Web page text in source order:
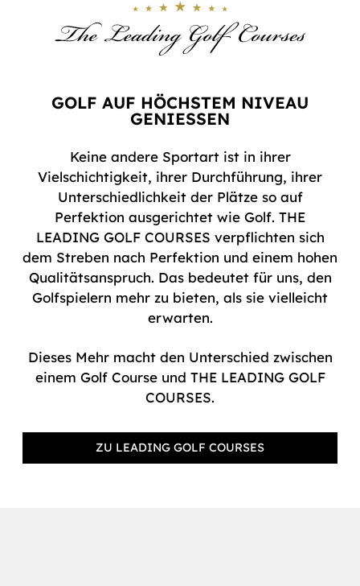
GOLF AUF HÖCHSTEM NIVEAU
GENIESSEN
Keine andere Sportart ist in ihrer
Vielschichtigkeit, ihrer Durchführung, ihrer
Unterschiedlichkeit der Plätze so auf
Perfektion ausgerichtet wie Golf. THE
LEADING GOLF COURSES verpflichten sich
dem Streben nach Perfektion und einem hohen
Qualitätsanspruch. Das bedeutet für uns, den
Golfspielern mehr zu bieten, als sie vielleicht
erwarten.
Dieses Mehr macht den Unterschied zwischen
einem Golf Course und THE LEADING GOLF
COURSES.
ZU LEADING GOLF COURSES